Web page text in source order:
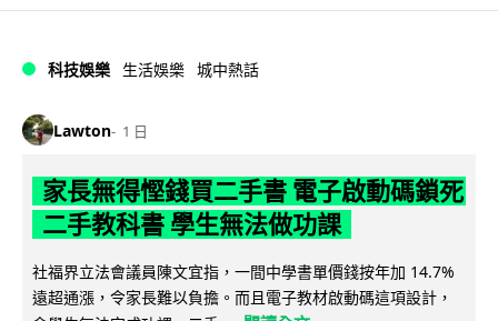
科技娛樂 生活娛樂 城中熱話
Lawton 1 日
家長無得慳錢買二手書 電子啟動碼鎖死
二手教科書 學生無法做功課
社福界立法會議員陳文宜指，一間中學書單價錢按年加 14.7%
遠超通漲，令家長難以負擔。而且電子教材啟動碼這項設計，